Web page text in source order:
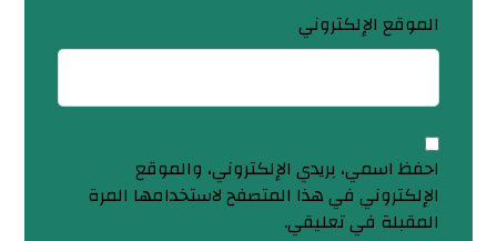
الموقع الإلكتروني
احفظ اسمي، بريدي الإلكتروني، والموقع
الإلكتروني في هذا المتصفح لاستخدامها المرة
المقبلة في تعليقي.